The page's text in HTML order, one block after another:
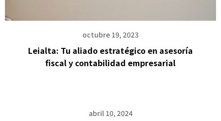
octubre 19, 2023
Leialta: Tu aliado estratégico en asesoría
fiscal y contabilidad empresarial
abril 10, 2024